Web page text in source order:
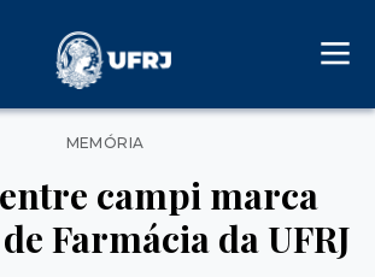
Categorias
MEMÓRIA
campi marca
Farmácia da UFRJ